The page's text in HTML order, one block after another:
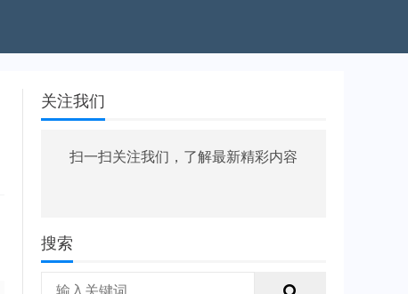
关注我们
扫一扫关注我们，了解最新精彩内容
搜索